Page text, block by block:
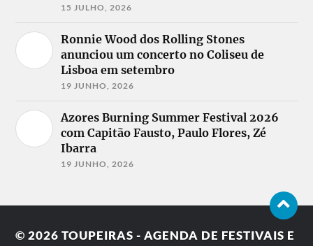
15 JULHO, 2026
Ronnie Wood dos Rolling Stones
anunciou um concerto no Coliseu de
Lisboa em setembro
19 JUNHO, 2026
Azores Burning Summer Festival 2026
com Capitão Fausto, Paulo Flores, Zé
Ibarra
19 JUNHO, 2026
© 2026TOUPEIRAS - AGENDA DE FESTIVAIS E